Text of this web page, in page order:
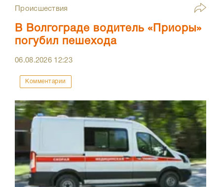
Происшествия
В Волгограде водитель «Приоры»
погубил пешехода
06.08.2026 12:23
Комментарии